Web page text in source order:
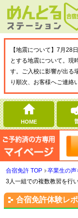
【地震について】7月28
とする地震について。現
す。ご入校に影響が出る
り順次、お客様へご連絡
HOME
合宿免許 TOP
卒業生の声
3人一組での複数教習を行
合宿免許体験レ